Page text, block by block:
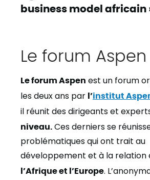
business model africain
Le forum Aspen
Le forum Aspen est un forum
les deux ans par l’institut
il réunit des dirigeants et
niveau. Ces derniers se
problématiques qui ont trait au
développement et à la relation
l’Afrique et l’Europe.